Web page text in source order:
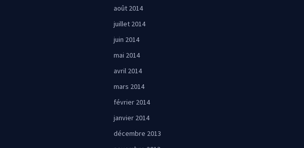
août 2014
juillet 2014
juin 2014
mai 2014
avril 2014
mars 2014
février 2014
janvier 2014
décembre 2013